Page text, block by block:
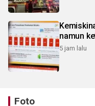
namun
5 jam lalu
Foto